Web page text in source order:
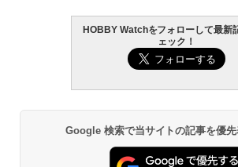
HOBBY Watchをフォローして最新
ェック！
Google 検索で当サイトの記事を優